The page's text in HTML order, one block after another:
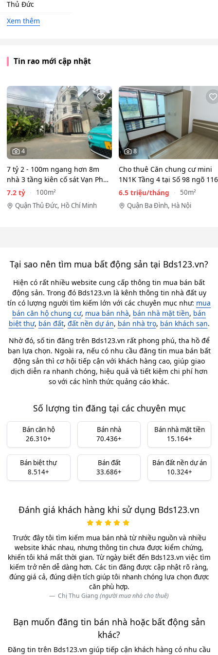
Thủ Đức
Xem thêm
Tin rao mới cập nhật
4
7 tỷ 2 - 100m ngang hơn 8m
nhà 3 tầng kiên cố sát Vạn Phúc
City - HẺM XE HƠI…
7.2 tỷ
100m²
Quận Thủ Đức, Hồ Chí Minh
8
Cho thuê Căn chung cư mini
1N1K Tầng 4 tại Số 98 ngõ 116
Phan Kế Bính, Ba Đình.…
6.5 triệu/tháng
50m²
Quận Ba Đình, Hà Nội
Tại sao nên tìm mua bất động sản tại Bds123.vn?
Hiện có rất nhiều website cung cấp thông tin mua bán bất
động sản. Trong đó Bds123.vn là kênh thông tin nhà đất uy
tín có lượng người tìm kiếm lớn với các chuyên mục như: mua
bán căn hộ chung cư, mua bán nhà, bán nhà mặt tiền, bán
biệt thự, bán đất, đất nền dự án, bán nhà trọ, bán khách sạn.
Nhờ đó, số tin đăng trên Bds123.vn rất phong phú, tha hồ để
bạn lựa chọn. Ngoài ra, nếu có nhu cầu đăng tin mua bán bất
động sản thì cơ hội tiếp cận với khách hàng cao, giúp giao
dịch diễn ra nhanh chóng, hiệu quả và tiết kiệm chi phí hơn
so với các hình thức quảng cáo khác.
Số lượng tin đăng tại các chuyên mục
Bán căn hộ
26.310+
Bán nhà
70.436+
Bán nhà mặt tiền
15.164+
Bán biệt thự
8.514+
Bán đất
33.686+
Bán đất nền dự án
10.324+
Đánh giá khách hàng khi sử dụng Bds123.vn
Trước đây tôi tìm kiếm mua bán nhà từ nhiều nguồn và nhiều
website khác nhau, nhưng thông tin chưa được kiểm chứng,
khiến tôi khá mất thời gian. Từ ngày biết đến Bds123.vn việc tìm
kiếm trở nên dễ dàng hơn. Các tin đăng được cập nhật rõ ràng,
đúng giá cả, đúng diện tích giúp tôi nhanh chóng lựa chọn được
căn phù hợp.
Chị Thu Giang (người mua nhà cho thuê)
Bạn muốn đăng tin bán nhà hoặc bất động sản
khác?
Đăng tin trên Bds123.vn giúp tiếp cận khách hàng có nhu cầu